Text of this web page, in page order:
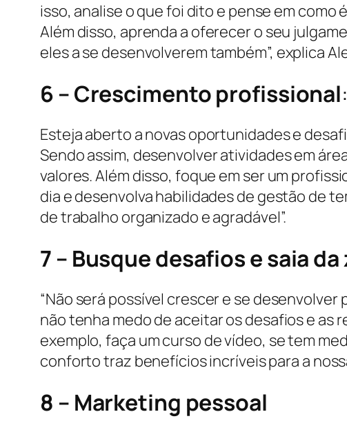
isso, analise o que foi dito e pense em
Além disso, aprenda a oferecer o seu
eles a se desenvolverem também”, explica
6 – Crescimento profissional:
Esteja aberto a novas oportunidades e
Sendo assim, desenvolver atividades em
valores. Além disso, foque em ser um
dia e desenvolva habilidades de gestão de
de trabalho organizado e agradável”.
7 – Busque desafios e saia
“Não será possível crescer e se
não tenha medo de aceitar os desafios e as
exemplo, faça um curso de vídeo, se tem
conforto traz benefícios incríveis para a
8 – Marketing pessoal